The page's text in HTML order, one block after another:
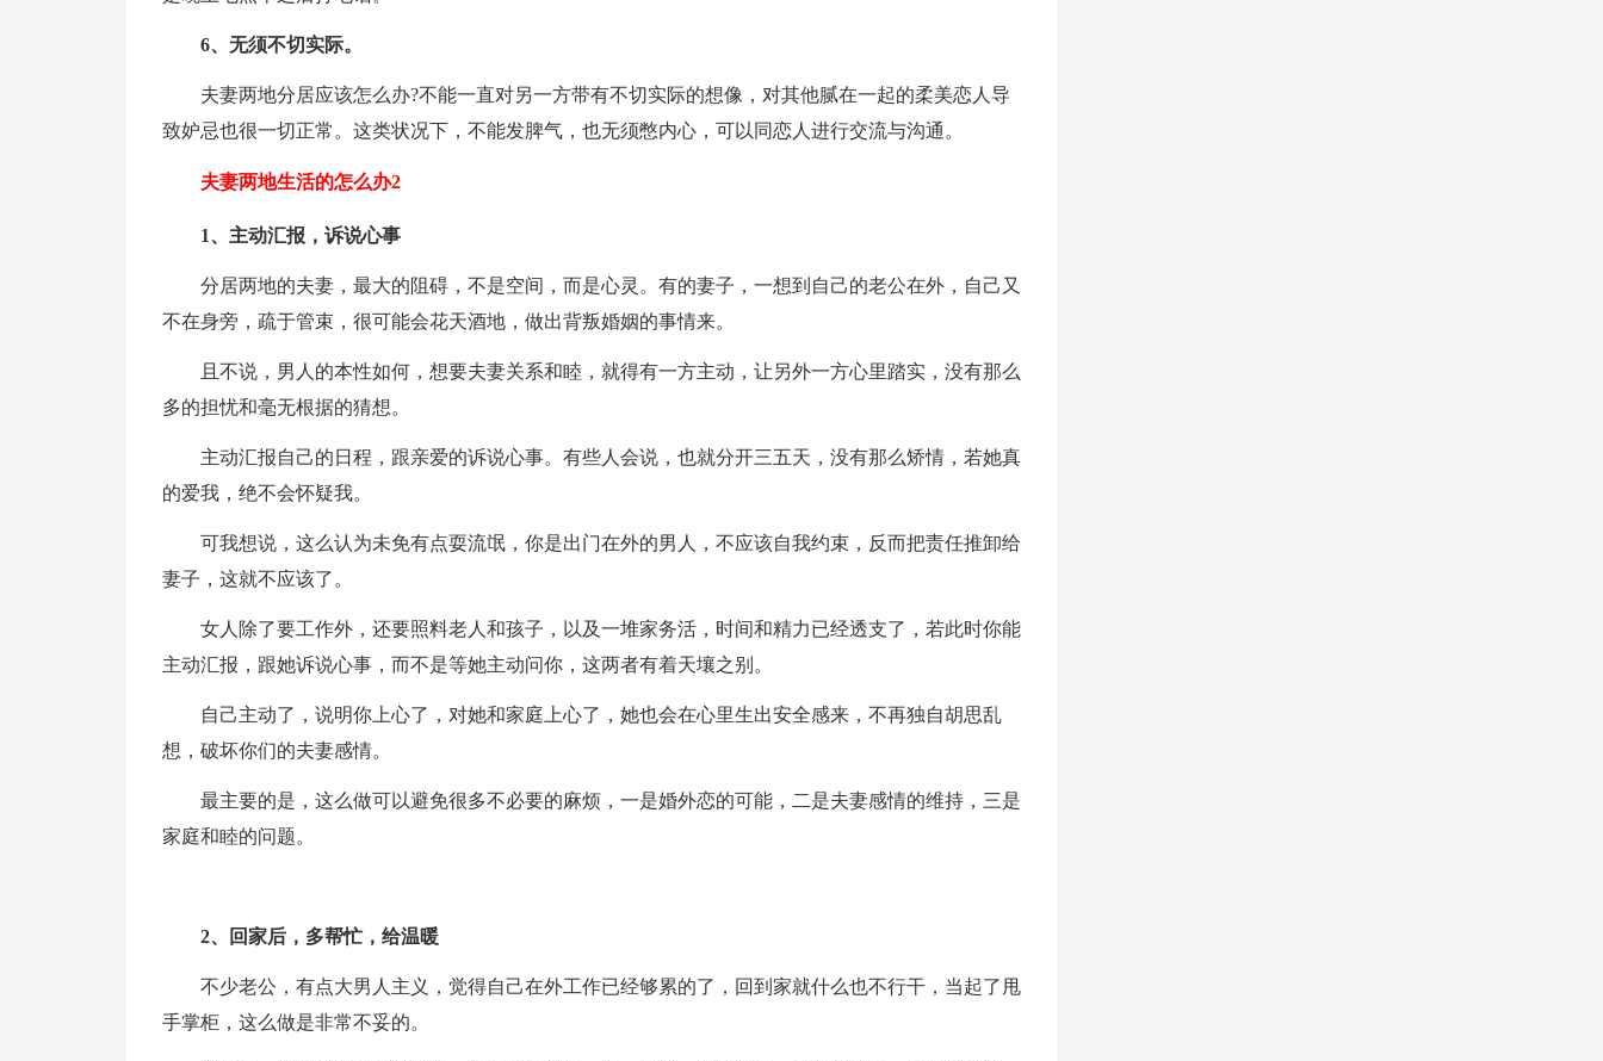
6、无须不切实际。
夫妻两地分居应该怎么办?不能一直对另一方带有不切实际的想像，对其他腻在一起的柔美恋人导
致妒忌也很一切正常。这类状况下，不能发脾气，也无须憋内心，可以同恋人进行交流与沟通。
夫妻两地生活的怎么办2
1、主动汇报，诉说心事
分居两地的夫妻，最大的阻碍，不是空间，而是心灵。有的妻子，一想到自己的老公在外，自己又
不在身旁，疏于管束，很可能会花天酒地，做出背叛婚姻的事情来。
且不说，男人的本性如何，想要夫妻关系和睦，就得有一方主动，让另外一方心里踏实，没有那么
多的担忧和毫无根据的猜想。
主动汇报自己的日程，跟亲爱的诉说心事。有些人会说，也就分开三五天，没有那么矫情，若她真
的爱我，绝不会怀疑我。
可我想说，这么认为未免有点耍流氓，你是出门在外的男人，不应该自我约束，反而把责任推卸给
妻子，这就不应该了。
女人除了要工作外，还要照料老人和孩子，以及一堆家务活，时间和精力已经透支了，若此时你能
主动汇报，跟她诉说心事，而不是等她主动问你，这两者有着天壤之别。
自己主动了，说明你上心了，对她和家庭上心了，她也会在心里生出安全感来，不再独自胡思乱
想，破坏你们的夫妻感情。
最主要的是，这么做可以避免很多不必要的麻烦，一是婚外恋的可能，二是夫妻感情的维持，三是
家庭和睦的问题。
2、回家后，多帮忙，给温暖
不少老公，有点大男人主义，觉得自己在外工作已经够累的了，回到家就什么也不行干，当起了甩
手掌柜，这么做是非常不妥的。